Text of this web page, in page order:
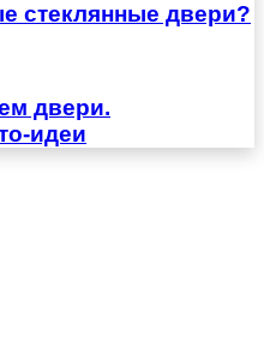
стеклянные двери?
двери.
идеи